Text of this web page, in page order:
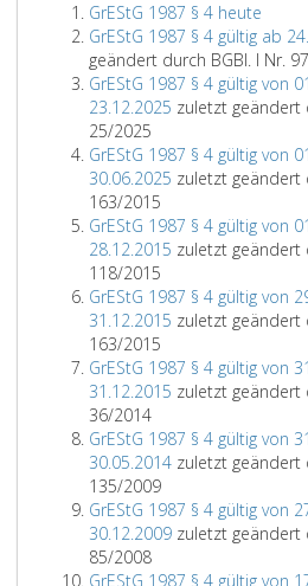
GrEStG 1987 § 4 heute
GrEStG 1987 § 4 gültig ab
geändert durch BGBl. I Nr.
GrEStG 1987 § 4 gültig von
23.12.2025 zuletzt geändert
25/2025
GrEStG 1987 § 4 gültig von
30.06.2025 zuletzt geändert
163/2015
GrEStG 1987 § 4 gültig von
28.12.2015 zuletzt geändert
118/2015
GrEStG 1987 § 4 gültig von
31.12.2015 zuletzt geändert
163/2015
GrEStG 1987 § 4 gültig von
31.12.2015 zuletzt geändert
36/2014
GrEStG 1987 § 4 gültig von
30.05.2014 zuletzt geändert
135/2009
GrEStG 1987 § 4 gültig von
30.12.2009 zuletzt geändert
85/2008
GrEStG 1987 § 4 gültig von